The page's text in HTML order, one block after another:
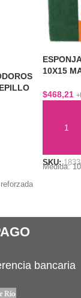
10X15
$468,21
SKU:
Medida:
bancaria